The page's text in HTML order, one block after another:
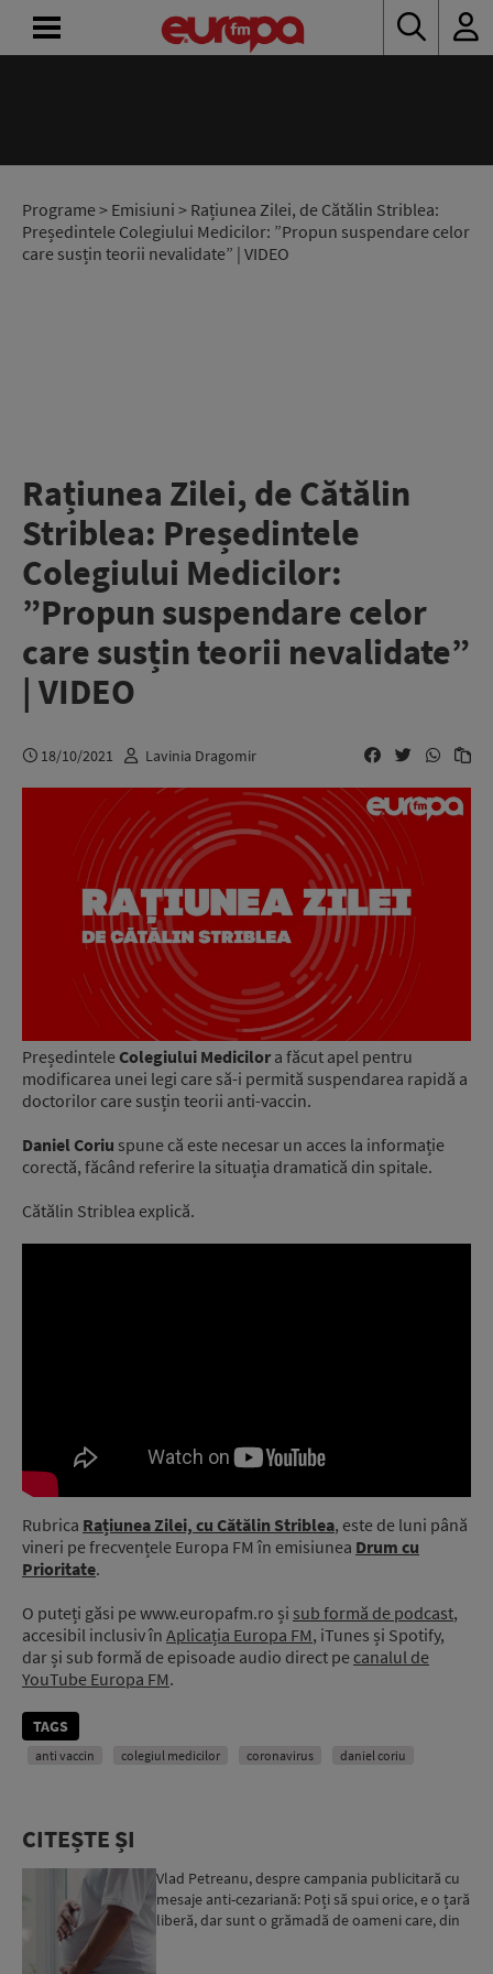
Programe> Emisiuni > Rațiunea Zilei, de Cătălin Striblea:
Președintele Colegiului Medicilor: ”Propun suspendare celor
care susțin teorii nevalidate” | VIDEO
Rațiunea Zilei, de Cătălin
Striblea: Președintele
Colegiului Medicilor:
”Propun suspendare celor
care susțin teorii nevalidate”
| VIDEO
18/10/2021 Lavinia Dragomir
Președintele Colegiului Medicilora făcut apel pentru
modificarea unei legi care să-i permită suspendarea rapidă a
doctorilor care susțin teorii anti-vaccin.
Daniel Coriu spune că este necesar un acces la informație
corectă, făcând referire la situația dramatică din spitale.
Cătălin Striblea explică.
Rubrica Rațiunea Zilei, cu Cătălin Striblea, este de luni până
vineri pe frecvențele Europa FM în emisiunea Drum cu
Prioritate.
O puteți găsi pe www.europafm.ro și sub formă de podcast,
accesibil inclusiv în Aplicația Europa FM, iTunes și Spotify,
dar și sub formă de episoade audio direct pe canalul de
YouTube Europa FM.
TAGS
anti vaccin colegiul medicilor coronavirus daniel coriu
CITEȘTE ȘI
Vlad Petreanu, despre campania publicitară cu
mesaje anti-cezariană: Poți să spui orice, e o țară
liberă, dar sunt o grămadă de oameni care, din
RADIO
CONCURSURI